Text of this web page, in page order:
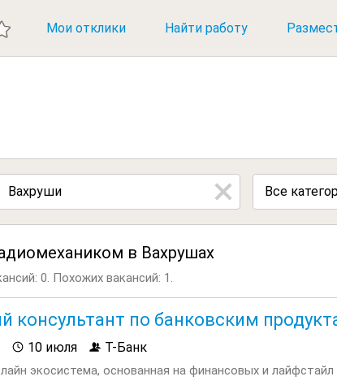
ВАКАНСИИ
Мои отклики Найти работу
Все
в Вахрушах
0. Похожих вакансий: 1.
консультант по банковским
10 июля Т-Банк
экосистема, основанная на финансовых и